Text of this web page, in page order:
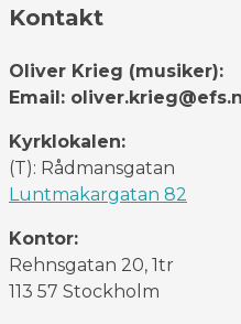
Kontakt
Oliver Krieg (musiker):
Email:
Kyrklokalen:
(T): Rådmansgatan
Luntmakargatan 82
Kontor:
Rehnsgatan 20, 1tr
113 57 Stockholm